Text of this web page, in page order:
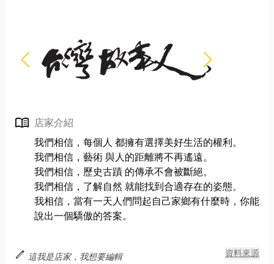
menu_book 店家介紹
我們相信，每個人 都擁有選擇美好生活的權利。
我們相信，藝術 與人的距離將不再遙遠。
我們相信，歷史古蹟 的傳承不會被斷絕。
我們相信，了解自然 就能找到合適存在的姿態。
我相信，當有一天人們問起自己家鄉有什麼時，你能
說出一個驕傲的答案。
edit 這我是店家，我想要編輯 資料來源